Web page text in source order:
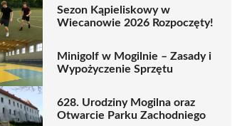
Sezon Kąpieliskowy w
Wiecanowie 2026 Rozpoczęty!
Minigolf w Mogilnie – Zasady i
Wypożyczenie Sprzętu
628. Urodziny Mogilna oraz
Otwarcie Parku Zachodniego